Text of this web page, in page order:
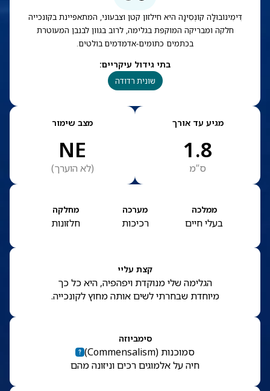
דִּימִינוֹבוּלָה קוֹנְסִינָה היא חילזון קטן וצבעוני, המתאפיינת בקונכייה
חלקה ומבריקה המוקפת בגלימה, לרוב בגוון לבנבן המעוטרת
בכתמים כתומים-אדמדמים בולטים.
בתי גידול עיקריים:
שונית רדודה
מגיע עד אורך
1.8
ס”מ
מצב שימור
NE
(לא הוערך)
ממלכה
בעלי חיים
מערכה
רכיכות
מחלקה
חלזונות
קצת עליי
הגלימה שלי מנוקדת ויפהפיה, היא כל כך
מיוחדת שבחרתי לשים אותה מחוץ לקונכייה.
סימביוזה
סמוכנות (
Commensalism
)
חיה על אלמוגים רכים וניזונה מהם